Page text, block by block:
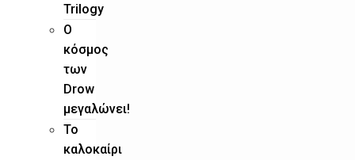
Trilogy
O
κόσμος
των
Drow
μεγαλώνει!
To
καλοκαίρι